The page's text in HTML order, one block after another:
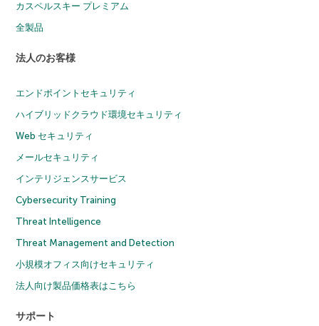
カスペルスキー プレミアム
全製品
法人のお客様
エンドポイントセキュリティ
ハイブリッドクラウド環境セキュリティ
Web セキュリティ
メールセキュリティ
インテリジェンスサービス
Cybersecurity Training
Threat Intelligence
Threat Management and Detection
小規模オフィス向けセキュリティ
法人向け製品価格表はこちら
サポート